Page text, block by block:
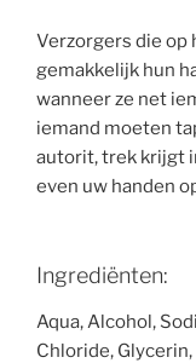
Verzorgers die op
gemakkelijk hun
wanneer ze net
iemand moeten
autorit, trek krijgt
even uw handen
Ingrediënten:
Aqua, Alcohol,
Chloride,